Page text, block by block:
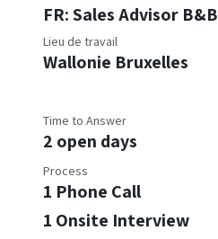
FR: Sales Advisor B&B
Lieu de travail
Wallonie Bruxelles
Time to Answer
2 open days
Process
1 Phone Call
1 Onsite Interview